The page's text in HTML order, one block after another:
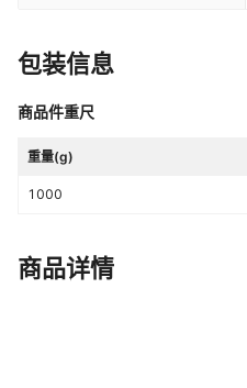
包装信息
商品件重尺
重量(g)
1000
商品详情